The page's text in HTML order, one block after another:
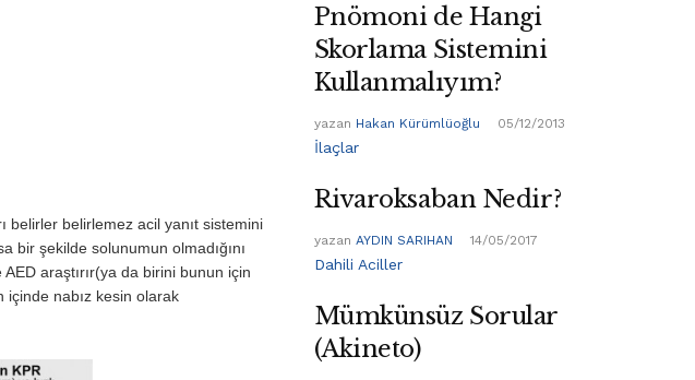
belirler belirlemez acil yanıt sistemini
bir şekilde solunumun olmadığını
araştırır(ya da birini bunun için
içinde nabız kesin olarak
Pnömoni de Hangi
Skorlama Sistemini
Kullanmalıyım?
yazan Hakan Kürümlüoğlu 05/12/2013
İlaçlar
Rivaroksaban Nedir?
yazan AYDIN SARIHAN 14/05/2017
Dahili Aciller
Mümkünsüz Sorular
(Akineto)